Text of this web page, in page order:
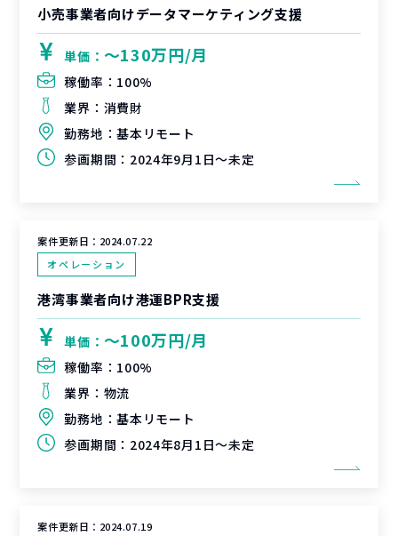
小売事業者向けデータマーケティング支援
単価： 〜130万円/月
稼働率： 100%
業界： 消費財
勤務地：基本リモート
参画期間： 2024年9月1日～未定
案件更新日： 2024.07.22
オペレーション
港湾事業者向け港運BPR支援
単価： 〜100万円/月
稼働率： 100%
業界： 物流
勤務地：基本リモート
参画期間： 2024年8月1日～未定
案件更新日： 2024.07.19